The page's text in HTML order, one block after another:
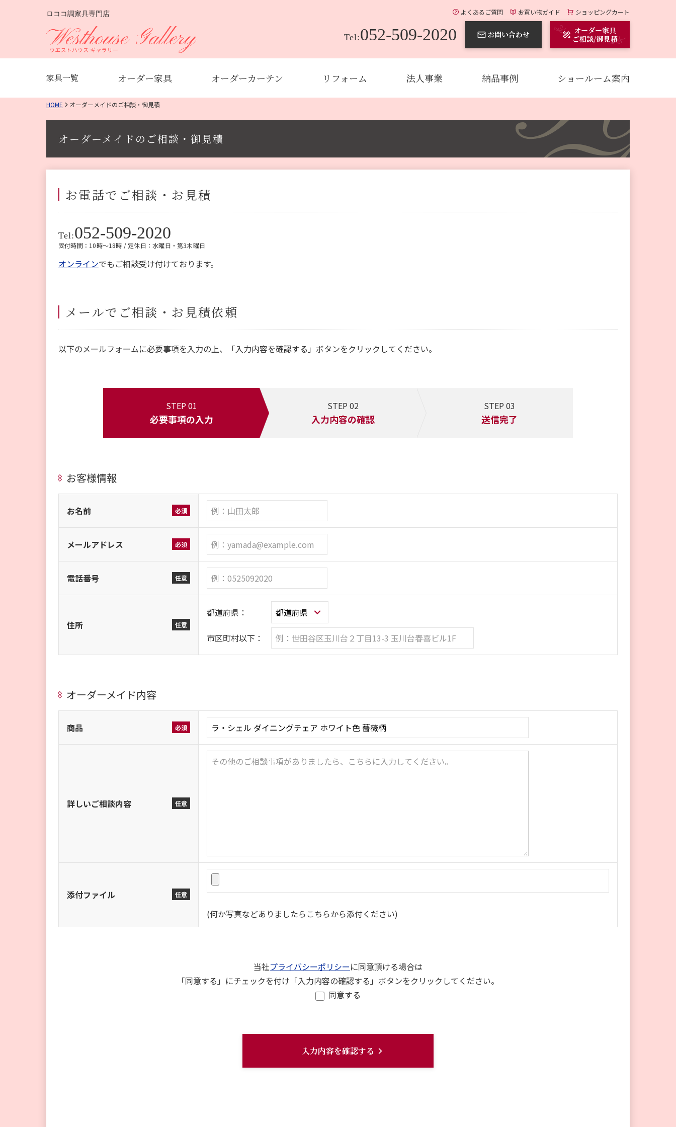
よくあるご質問 お買い物ガイド ショッピングカート
ロココ調家具専門店
Tel:052-509-2020 お問い合わせ
オーダー家具
ご相談/御見積
家具一覧 オーダー家具 オーダーカーテン リフォーム 法人事業 納品事例 ショールーム案内
HOME オーダーメイドのご相談・御見積
オーダーメイドのご相談・御見積
お電話でご相談・お見積
Tel:052-509-2020
受付時間：10時～18時 / 定休日：水曜日・第3木曜日
オンラインでもご相談受け付けております。
メールでご相談・お見積依頼
以下のメールフォームに必要事項を入力の上、「入力内容を確認する」ボタンをクリックしてください。
STEP 01
必要事項の入力
STEP 02
入力内容の確認
STEP 03
送信完了
お客様情報
お名前 必須
メールアドレス 必須
電話番号 任意
住所 任意
都道府県：
市区町村以下：
オーダーメイド内容
商品 必須
詳しいご相談内容 任意
添付ファイル 任意
(何か写真などありましたらこちらから添付ください)
当社プライバシーポリシーに同意頂ける場合は
「同意する」にチェックを付け「入力内容の確認する」ボタンをクリックしてください。
同意する